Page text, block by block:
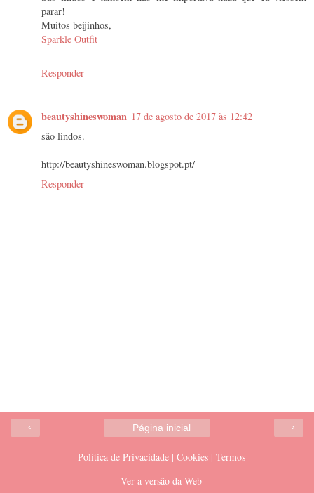
parar!
Muitos beijinhos,
Sparkle Outfit
Responder
beautyshineswoman 17 de agosto de 2017 às 12:42
são lindos.
http://beautyshineswoman.blogspot.pt/
Responder
‹ ›
Página inicial
Política de Privacidade | Cookies | Termos
Ver a versão da Web